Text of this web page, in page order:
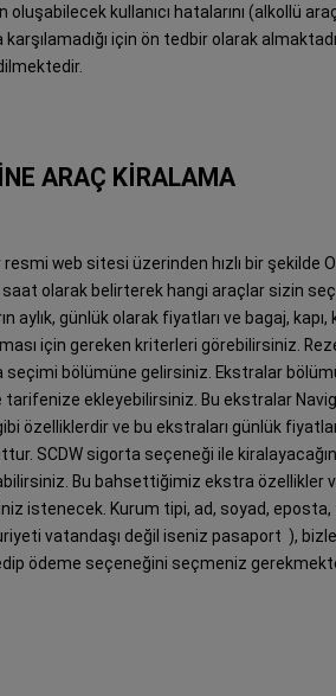
oluşabilecek kullanıcı hatalarını (alkollü
için ön tedbir olarak
ARAÇ KİRALAMA
resmi web sitesi üzerinden hızlı bir şekilde
saat olarak belirterek hangi araçlar sizin
aylık, günlük olarak fiyatları ve bagaj,
için gereken kriterleri görebilirsiniz.
seçimi bölümüne gelirsiniz. Ekstralar
tarifenize ekleyebilirsiniz. Bu ekstralar
özelliklerdir ve bu ekstraları günlük
SCDW sigorta seçeneği ile
Bu bahsettiğimiz ekstra özellikler
istenecek. Kurum tipi, ad, soyad,
vatandaşı değil iseniz pasaport ),
ödeme seçeneğini seçmeniz